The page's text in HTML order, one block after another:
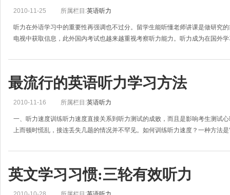
2010-11-25 所属栏目:英语听力
听力在外语学习中的重要性再强调也不过分。留学生能听懂老师讲课是做研究
电视中获取信息，此外国内考试也越来越重视考察听力能力。听力成为在国外
最流行的英语听力学习方法
2010-11-16 所属栏目:英语听力
一、听力速度训练听力速度直接关系到听力测试的成败，而且是影响考生测试
上而顿时慌乱，接连丢失几题的情况并不罕见。如何训练听力速度？一种方法是
英文学习习惯:三轮有效听力